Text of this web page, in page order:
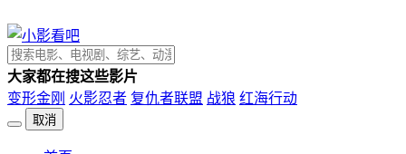
大家都在搜这些影片
变形金刚 火影忍者 复仇者联盟 战狼 红海行动
取消